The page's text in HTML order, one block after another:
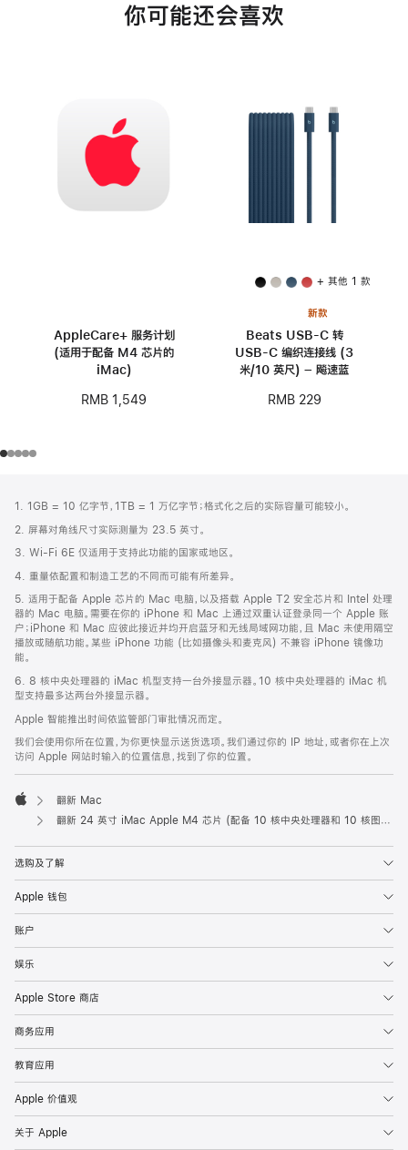
你可能还会喜欢
AppleCare+ 服务计划
(适用于配备 M4 芯片的
iMac)
RMB 1,549
+ 其他 1 款
新款
Beats USB-C 转
USB-C 编织连接线 (3
米/10 英尺) – 飚速蓝
RMB 229
页
脚
注
1. 1GB = 10 亿字节，1TB = 1 万亿字节；格式化之后的实际容量可能较小。
2. 屏幕对角线尺寸实际测量为 23.5 英寸。
3. Wi-Fi 6E 仅适用于支持此功能的国家或地区。
4. 重量依配置和制造工艺的不同而可能有所差异。
5. 适用于配备 Apple 芯片的 Mac 电脑，以及搭载 Apple T2 安全芯片和 Intel 处理
器的 Mac 电脑。需要在你的 iPhone 和 Mac 上通过双重认证登录同一个 Apple 账
户；iPhone 和 Mac 应彼此接近并均开启蓝牙和无线局域网功能，且 Mac 未使用隔空
播放或随航功能。某些 iPhone 功能 (比如摄像头和麦克风) 不兼容 iPhone 镜像功
能。
6. 8 核中央处理器的 iMac 机型支持一台外接显示器。10 核中央处理器的 iMac 机
型支持最多达两台外接显示器。
Apple 智能推出时间依监管部门审批情况而定。
我们会使用你所在位置，为你更快显示送货选项。我们通过你的 IP 地址，或者你在上次
访问 Apple 网站时输入的位置信息，找到了你的位置。
Apple
翻新 Mac
翻新 24 英寸 iMac Apple M4 芯片 (配备 10 核中央处理器和 10 核图形处理器) 以及千兆以太网端口和纳米纹理玻璃面板 - 蓝色
选购及了解
Apple 钱包
账户
娱乐
Apple Store 商店
商务应用
教育应用
Apple 价值观
关于 Apple